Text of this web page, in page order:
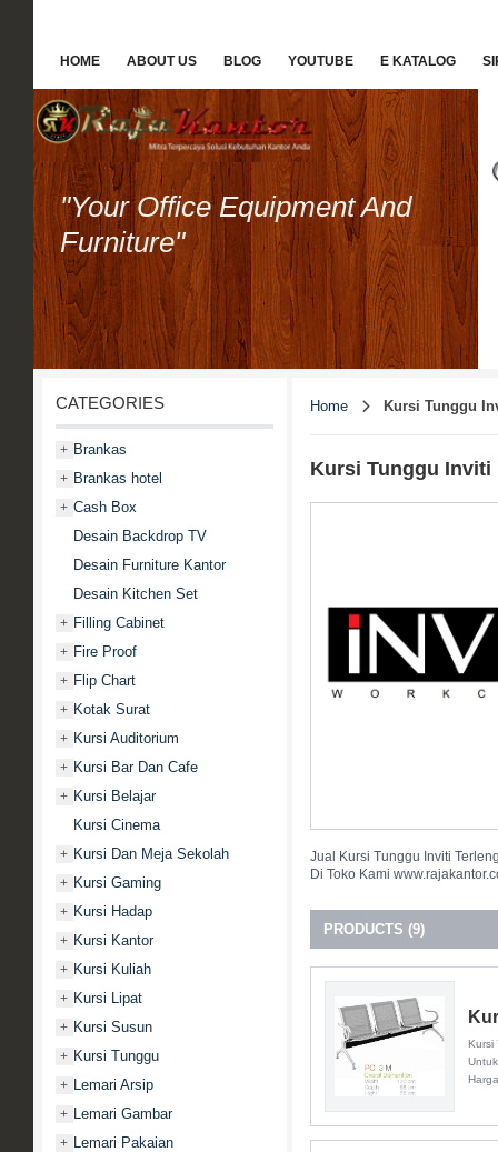
HOME ABOUT US BLOG YOUTUBE E KATALOG
"Your Office Equipment And
Furniture"
CATEGORIES
+ Brankas
+ Brankas hotel
+ Cash Box
Desain Backdrop TV
Desain Furniture Kantor
Desain Kitchen Set
+ Filling Cabinet
+ Fire Proof
+ Flip Chart
+ Kotak Surat
+ Kursi Auditorium
+ Kursi Bar Dan Cafe
+ Kursi Belajar
Kursi Cinema
+ Kursi Dan Meja Sekolah
+ Kursi Gaming
+ Kursi Hadap
+ Kursi Kantor
+ Kursi Kuliah
+ Kursi Lipat
+ Kursi Susun
+ Kursi Tunggu
+ Lemari Arsip
+ Lemari Gambar
+ Lemari Pakaian
Home Kursi Tunggu
Kursi Tunggu Inviti
Jual Kursi Tunggu Inviti
Di Toko Kami
PRODUCTS (9)